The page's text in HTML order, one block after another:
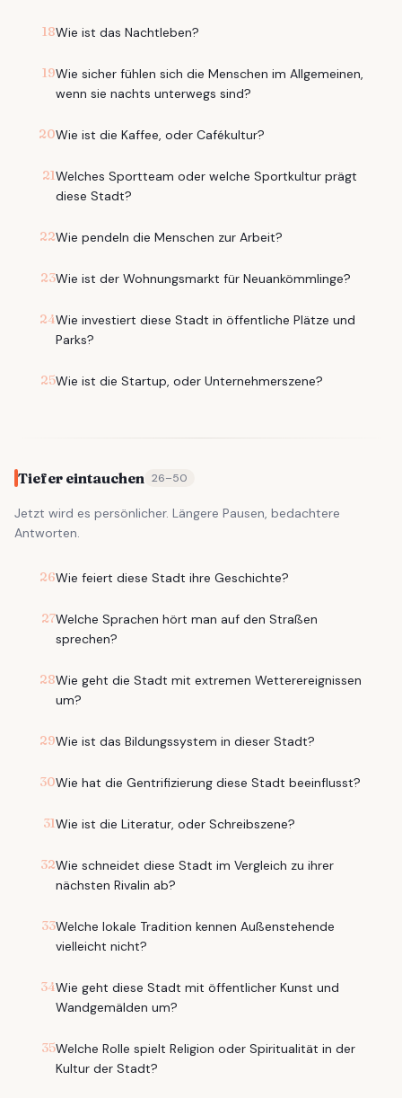
18Wie ist das Nachtleben?
19Wie sicher fühlen sich die Menschen im Allgemeinen,
wenn sie nachts unterwegs sind?
20Wie ist die Kaffee, oder Cafékultur?
21Welches Sportteam oder welche Sportkultur prägt
diese Stadt?
22Wie pendeln die Menschen zur Arbeit?
23Wie ist der Wohnungsmarkt für Neuankömmlinge?
24Wie investiert diese Stadt in öffentliche Plätze und
Parks?
25Wie ist die Startup, oder Unternehmerszene?
Tiefer eintauchen 26–50
Jetzt wird es persönlicher. Längere Pausen, bedachtere
Antworten.
26Wie feiert diese Stadt ihre Geschichte?
27Welche Sprachen hört man auf den Straßen
sprechen?
28Wie geht die Stadt mit extremen Wetterereignissen
um?
29Wie ist das Bildungssystem in dieser Stadt?
30Wie hat die Gentrifizierung diese Stadt beeinflusst?
31Wie ist die Literatur, oder Schreibszene?
32Wie schneidet diese Stadt im Vergleich zu ihrer
nächsten Rivalin ab?
33Welche lokale Tradition kennen Außenstehende
vielleicht nicht?
34Wie geht diese Stadt mit öffentlicher Kunst und
Wandgemälden um?
35Welche Rolle spielt Religion oder Spiritualität in der
Kultur der Stadt?